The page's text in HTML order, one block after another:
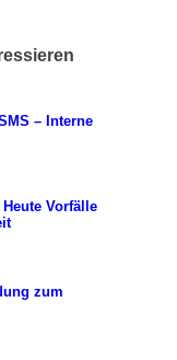
– Interne
Vorfälle
zum